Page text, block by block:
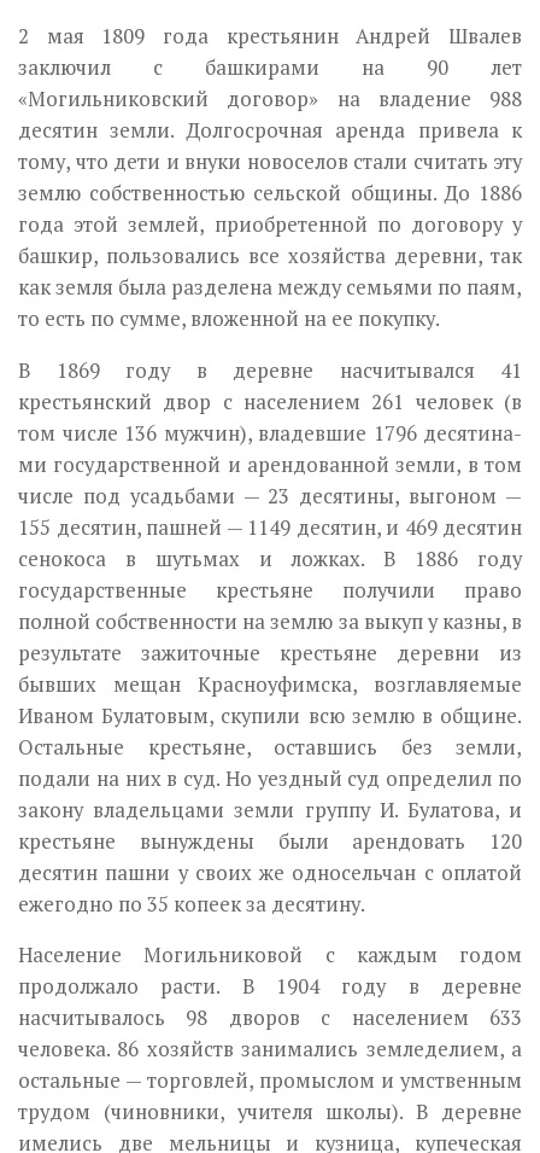
2 мая 1809 года крестьянин Андрей Швалев
заключил с башкирами на 90 лет
«Могильниковский договор» на владение 988
десятин земли. Долгосрочная аренда привела к
тому, что дети и внуки новоселов стали считать эту
землю собственностью сельской общины. До 1886
года этой землей, приобретенной по договору у
башкир, пользовались все хозяй­ства деревни, так
как земля была разделена между семьями по паям,
то есть по сумме, вложенной на ее покупку.
В 1869 году в деревне насчитывался 41
крестьянский двор с населе­нием 261 человек (в
том числе 136 мужчин), владевшие 1796 десятина­
ми государственной и арендованной земли, в том
числе под усадьбами — 23 десятины, выгоном —
155 десятин, пашней — 1149 десятин, и 469 десятин
сенокоса в шутьмах и ложках. В 1886 году
государственные крестьяне получили право
полной собственности на землю за выкуп у казны, в
результате зажиточные крестьяне деревни из
бывших мещан Красноуфимска, возглавляемые
Иваном Булатовым, скупили всю землю в общине.
Остальные крестьяне, оставшись без земли,
подали на них в суд. Но уездный суд определил по
закону владельцами земли группу И. Булатова, и
крестьяне вынуждены были арендовать 120
десятин пашни у своих же односельчан с оплатой
ежегодно по 35 копеек за десятину.
Население Могильниковой с каждым годом
продолжало расти. В 1904 году в деревне
насчитывалось 98 дворов с населением 633
человека. 86 хозяйств занимались земледелием, а
остальные — торговлей, промыслом и умственным
трудом (чиновники, учителя школы). В деревне
имелись две мельницы и кузница, купеческая